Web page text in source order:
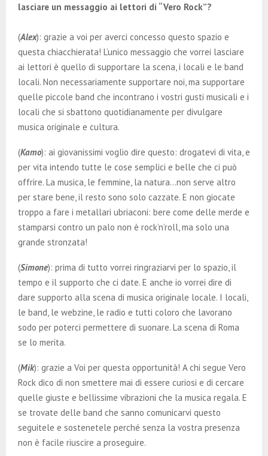
lasciare un messaggio ai lettori di “Vero Rock”?
(Alex): grazie a voi per averci concesso questo spazio e
questa chiacchierata! L’unico messaggio che vorrei lasciare
ai lettori è quello di supportare la scena, i locali e le band
locali. Non necessariamente supportare noi, ma supportare
quelle piccole band che incontrano i vostri gusti musicali e i
locali che si sbattono quotidianamente per divulgare
musica originale e cultura.
(Kamo): ai giovanissimi voglio dire questo: drogatevi di vita, e
per vita intendo tutte le cose semplici e belle che ci può
offrire. La musica, le femmine, la natura…non serve altro
per stare bene, il resto sono solo cazzate. E non giocate
troppo a fare i metallari ubriaconi: bere come delle merde e
stamparsi contro un palo non è rock’n’roll, ma solo una
grande stronzata!
(Simone): prima di tutto vorrei ringraziarvi per lo spazio, il
tempo e il supporto che ci date. E anche io vorrei dire di
dare supporto alla scena di musica originale locale. I locali,
le band, le webzine, le radio e tutti coloro che lavorano
sodo per poterci permettere di suonare. La scena di Roma
se lo merita.
(Mik): grazie a Voi per questa opportunità! A chi segue Vero
Rock dico di non smettere mai di essere curiosi e di cercare
quelle giuste e bellissime vibrazioni che la musica regala. E
se trovate delle band che sanno comunicarvi questo
seguitele e sostenetele perché senza la vostra presenza
non è facile riuscire a proseguire.